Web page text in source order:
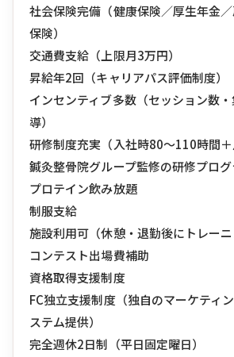
社会保険完備（健康保険／厚生年金
保険）
交通費支給（上限月3万円）
昇給年2回（キャリアパス評価制度）
インセンティブ多数（セッション数
導）
研修制度充実（入社時80〜110時間＋
鍼灸整骨院グループ監修の研修プロ
プロテイン飲み放題
制服支給
施設利用可（休憩・退勤後にトレーニ
コンテスト出場費補助
資格取得支援制度
FC独立支援制度（独自のマーケティ
ステム提供）
完全週休2日制（平日固定曜日）